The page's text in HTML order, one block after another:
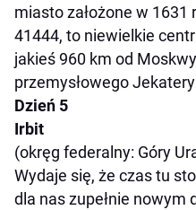
miasto założone w 1631
41444, to niewielkie
jakieś 960 km od
przemysłowego
Dzień 5
Irbit
(okręg federalny: Góry
Wydaje się, że czas tu
dla nas zupełnie nowym